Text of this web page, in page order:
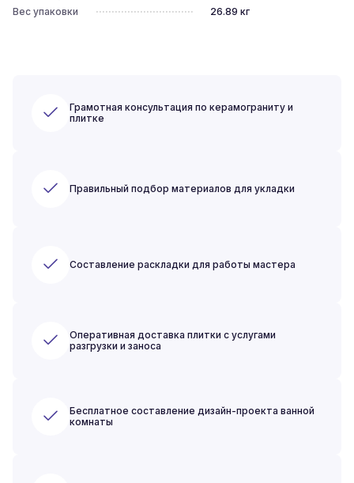
Вес упаковки
26.89 кг
Грамотная консультация по керамограниту и
плитке
Правильный подбор материалов для укладки
Составление раскладки для работы мастера
Оперативная доставка плитки с услугами
разгрузки и заноса
Бесплатное составление дизайн-проекта ванной
комнаты